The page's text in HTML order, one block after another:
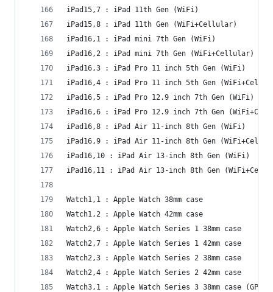
iPad15,7 : iPad 11th Gen (WiFi)
iPad15,8 : iPad 11th Gen (WiFi+Cellular)
iPad16,1 : iPad mini 7th Gen (WiFi)
iPad16,2 : iPad mini 7th Gen (WiFi+Cellular)
iPad16,3 : iPad Pro 11 inch 5th Gen (WiFi)
iPad16,4 : iPad Pro 11 inch 5th Gen
iPad16,5 : iPad Pro 12.9 inch 7th Gen (WiFi)
iPad16,6 : iPad Pro 12.9 inch 7th Gen
iPad16,8 : iPad Air 11-inch 8th Gen (WiFi)
iPad16,9 : iPad Air 11-inch 8th Gen
iPad16,10 : iPad Air 13-inch 8th Gen (WiFi)
iPad16,11 : iPad Air 13-inch 8th Gen
Watch1,1 : Apple Watch 38mm case
Watch1,2 : Apple Watch 42mm case
Watch2,6 : Apple Watch Series 1 38mm case
Watch2,7 : Apple Watch Series 1 42mm case
Watch2,3 : Apple Watch Series 2 38mm case
Watch2,4 : Apple Watch Series 2 42mm case
Watch3,1 : Apple Watch Series 3 38mm case